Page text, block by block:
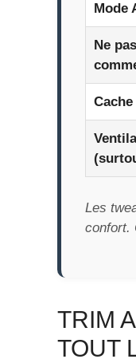
Mode
Ne
Les
confort.
TRIM
TOUT